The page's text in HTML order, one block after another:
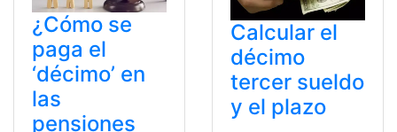
¿Cómo se
paga el
‘décimo’ en
las
pensiones
Calcular el
décimo
tercer sueldo
y el plazo